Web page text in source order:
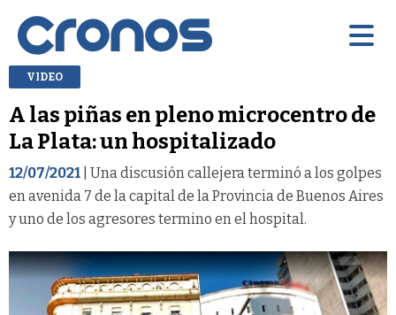
VIDEO
A las piñas en pleno microcentro de
La Plata: un hospitalizado
12/07/2021 | Una discusión callejera terminó a los golpes
en avenida 7 de la capital de la Provincia de Buenos Aires
y uno de los agresores termino en el hospital.